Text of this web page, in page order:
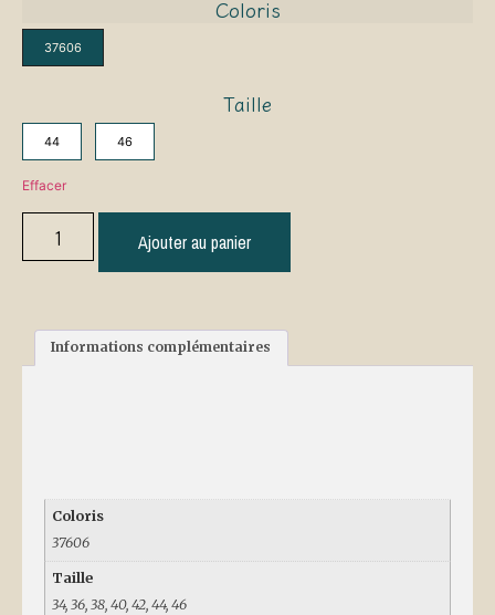
Coloris
37606
Taille
44 46
Effacer
Ajouter au panier
Informations complémentaires
Coloris
37606
Taille
34, 36, 38, 40, 42, 44, 46